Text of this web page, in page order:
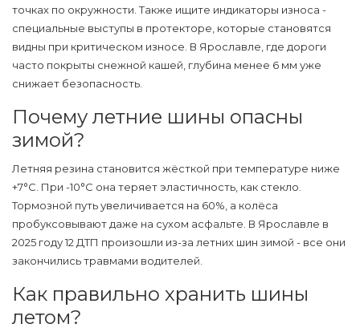
точках по окружности. Также ищите индикаторы износа -
специальные выступы в протекторе, которые становятся
видны при критическом износе. В Ярославле, где дороги
часто покрыты снежной кашей, глубина менее 6 мм уже
снижает безопасность.
Почему летние шины опасны
зимой?
Летняя резина становится жёсткой при температуре ниже
+7°C. При -10°C она теряет эластичность, как стекло.
Тормозной путь увеличивается на 60%, а колёса
пробуксовывают даже на сухом асфальте. В Ярославле в
2025 году 12 ДТП произошли из-за летних шин зимой - все они
закончились травмами водителей.
Как правильно хранить шины
летом?